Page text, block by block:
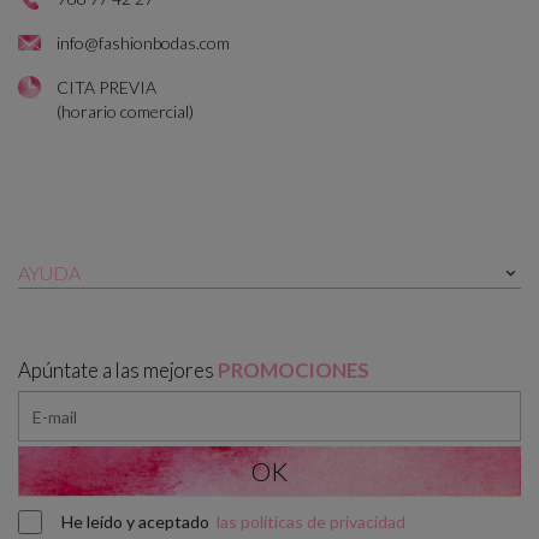
info@fashionbodas.com
CITA PREVIA
(horario comercial)
AYUDA 
Apúntate a las mejores PROMOCIONES
He leído y aceptado las políticas de privacidad